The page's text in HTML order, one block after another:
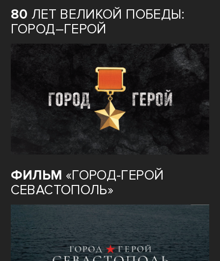
80 ЛЕТ ВЕЛИКОЙ ПОБЕДЫ:
ГОРОД–ГЕРОЙ
ФИЛЬМ «ГОРОД-ГЕРОЙ
СЕВАСТОПОЛЬ»